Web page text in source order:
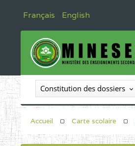
Français English
Constitution des dossiers
Accueil Carte scolaire